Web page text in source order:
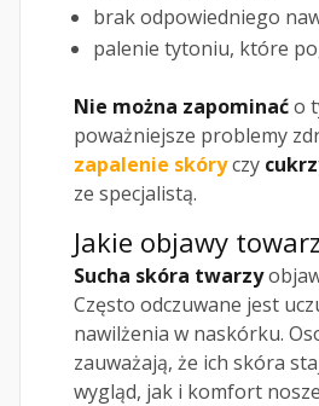
brak odpowiedniego
palenie tytoniu, które
Nie można zapominaćo
poważniejsze problemy
zapalenie skóryczy
ze specjalistą.
Jakie objawy
Sucha skóra twarzy
Często odczuwane jest
nawilżenia w naskórku.
zauważają, że ich skóra
wygląd, jak i komfort